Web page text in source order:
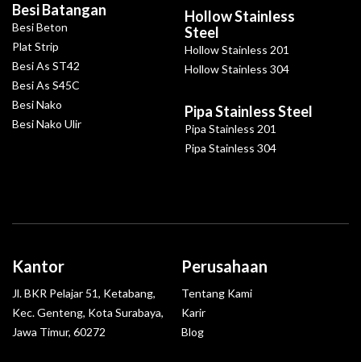
Besi Batangan
Besi Beton
Plat Strip
Besi As ST42
Besi As S45C
Besi Nako
Besi Nako Ulir
Hollow Stainless
Steel
Hollow Stainless 201
Hollow Stainless 304
Pipa Stainless Steel
Pipa Stainless 201
Pipa Stainless 304
Kantor
Jl. BKR Pelajar 51, Ketabang,
Kec. Genteng, Kota Surabaya,
Jawa Timur, 60272
Perusahaan
Tentang Kami
Karir
Blog